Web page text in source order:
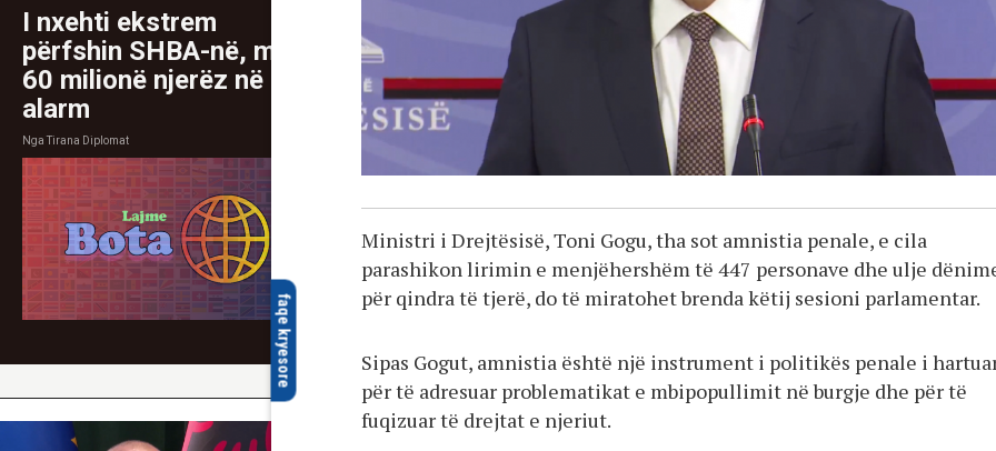
faqe kryesore
Ministri i Drejtësisë, Toni Gogu, tha sot amnistia penale, e cila
parashikon lirimin e menjëhershëm të 447 personave dhe ulje
për qindra të tjerë, do të miratohet brenda këtij sesioni parlamentar.
Sipas Gogut, amnistia është një instrument i politikës penale i
për të adresuar problematikat e mbipopullimit në burgje dhe për të
fuqizuar të drejtat e njeriut.
I nxehti ekstrem
përfshin SHBA-në, mbi
60 milionë njerëz në
alarm
NgaTirana Diplomat